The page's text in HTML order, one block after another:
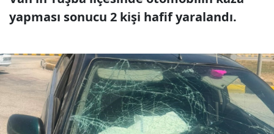
yapması sonucu 2 kişi hafif yaralandı.